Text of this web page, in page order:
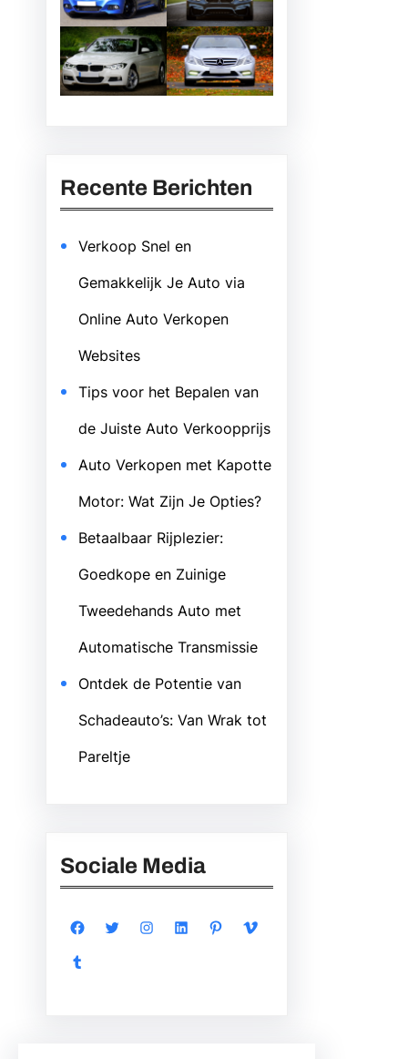
Recente Berichten
Verkoop Snel en
Gemakkelijk Je Auto via
Online Auto Verkopen
Websites
Tips voor het Bepalen van
de Juiste Auto Verkoopprijs
Auto Verkopen met Kapotte
Motor: Wat Zijn Je Opties?
Betaalbaar Rijplezier:
Goedkope en Zuinige
Tweedehands Auto met
Automatische Transmissie
Ontdek de Potentie van
Schadeauto’s: Van Wrak tot
Pareltje
Sociale Media
Facebook Twitter Instagram LinkedIn Pinterest
Vimeo
Tumblr